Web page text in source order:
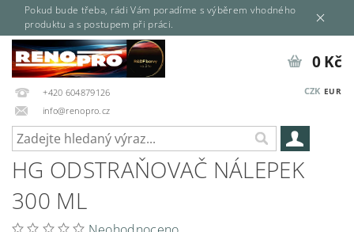
Pokud bude třeba, rádi Vám poradíme s výběrem vhodného
produktu a s postupem při práci.
+420 604879126
info@renopro.cz
CZK EUR
0 Kč
HG ODSTRAŇOVAČ NÁLEPEK
300 ML